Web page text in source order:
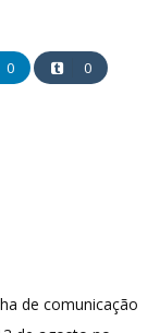
0 0
de comunicação